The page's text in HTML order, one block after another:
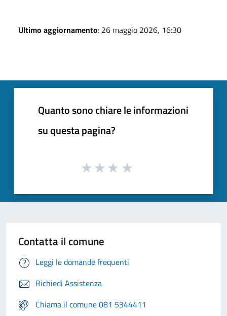
Ultimo aggiornamento: 26 maggio 2026, 16:30
Quanto sono chiare le informazioni
su questa pagina?
Contatta il comune
Leggi le domande frequenti
Richiedi Assistenza
Chiama il comune 081 5344411